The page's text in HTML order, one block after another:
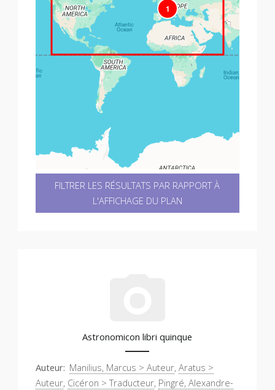
1
FILTRER LES RÉSULTATS PAR RAPPORT À
L'AFFICHAGE DU PLAN
Astronomicon libri quinque
Auteur Manilius, Marcus > Auteur,Aratus >
Auteur, Cicéron > Traducteur, Pingré, Alexandre-